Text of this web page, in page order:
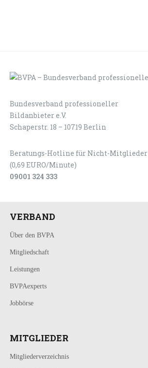
Bundesverband professioneller
Bildanbieter e.V.
Schaperstr. 18 – 10719 Berlin
Beratungs-Hotline für Nicht-Mitglieder
(0,69 EURO/Minute)
09001 324 333
VERBAND
Über den BVPA
Mitgliedschaft
Leistungen
BVPAexperts
Jobbörse
MITGLIEDER
Mitgliederverzeichnis